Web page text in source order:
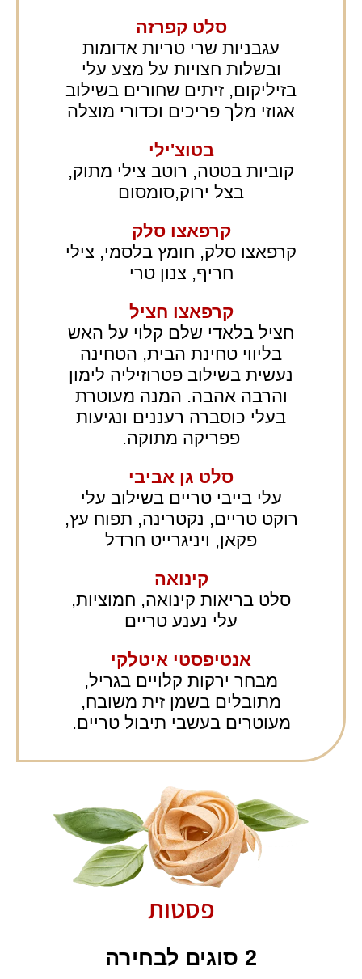
סלט קפרזה
עגבניות שרי טריות אדומות
ובשלות חצויות על מצע עלי
בזיליקום, זיתים שחורים בשילוב
אגוזי מלך פריכים וכדורי מוצלה
בטוצ'ילי
קוביות בטטה, רוטב צילי מתוק,
בצל ירוק,סומסום
קרפאצו סלק
קרפאצו סלק, חומץ בלסמי, צילי
חריף, צנון טרי
קרפאצו חציל
חציל בלאדי שלם קלוי על האש
בליווי טחינת הבית, הטחינה
נעשית בשילוב פטרוזיליה לימון
והרבה אהבה. המנה מעוטרת
בעלי כוסברה רעננים ונגיעות
פפריקה מתוקה.
סלט גן אביבי
עלי בייבי טריים בשילוב עלי
רוקט טריים, נקטרינה, תפוח עץ,
פקאן, ויניגרייט חרדל
קינואה
סלט בריאות קינואה, חמוציות,
עלי נענע טריים
אנטיפסטי איטלקי
מבחר ירקות קלויים בגריל,
מתובלים בשמן זית משובח,
מעוטרים בעשבי תיבול טריים.
פסטות
2 סוגים לבחירה